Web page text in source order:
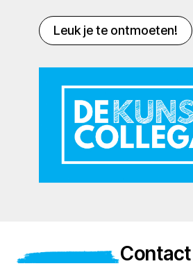
Leuk je te ontmoeten!
Contact